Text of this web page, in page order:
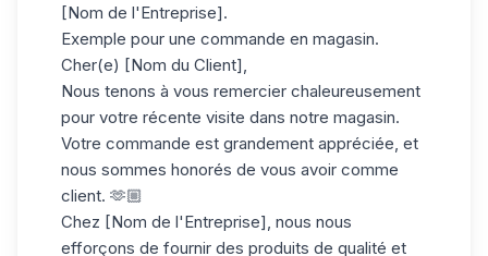
[Nom de l'Entreprise].
Exemple pour une commande en magasin.
Cher(e) [Nom du Client],
Nous tenons à vous remercier chaleureusement
pour votre récente visite dans notre magasin.
Votre commande est grandement appréciée, et
nous sommes honorés de vous avoir comme
client. 🫶🏼
Chez [Nom de l'Entreprise], nous nous
efforçons de fournir des produits de qualité et